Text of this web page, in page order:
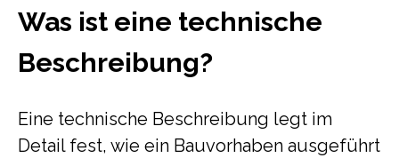
Was ist eine technische
Beschreibung?
Eine technische Beschreibung legt im
Detail fest, wie ein Bauvorhaben ausgeführt